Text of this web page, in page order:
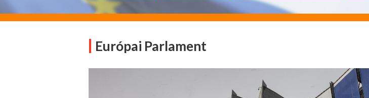
Európai Parlament